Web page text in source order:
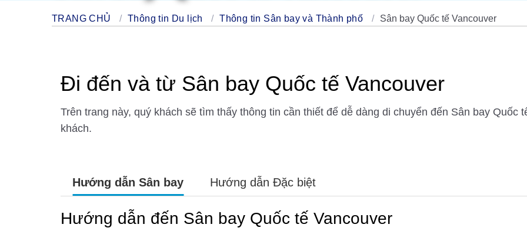
TRANG CHỦ Thông tin Du lịch Thông tin Sân bay và Thành phố Sân bay Quốc tế Vancouver
Đi đến và từ Sân bay Quốc tế Vancouver
Trên trang này, quý khách sẽ tìm thấy thông tin cần thiết để dễ dàng di chuyển đến Sân bay Quốc
khách.
Hướng dẫn Sân bay Hướng dẫn Đặc biệt
Hướng dẫn đến Sân bay Quốc tế Vancouver